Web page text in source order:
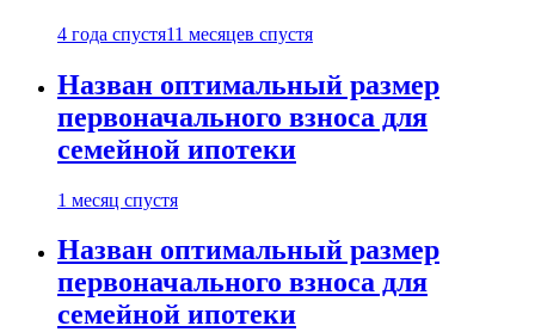
4 года спустя11 месяцев спустя
Назван оптимальный размер
первоначального взноса для
семейной ипотеки
1 месяц спустя
Назван оптимальный размер
первоначального взноса для
семейной ипотеки